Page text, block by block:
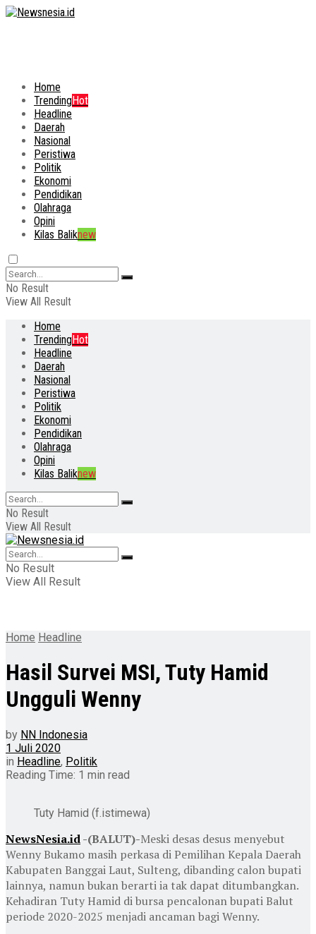
Home
TrendingHot
Headline
Daerah
Nasional
Peristiwa
Politik
Ekonomi
Pendidikan
Olahraga
Opini
Kilas Baliknew
No Result
View All Result
Home
TrendingHot
Headline
Daerah
Nasional
Peristiwa
Politik
Ekonomi
Pendidikan
Olahraga
Opini
Kilas Baliknew
No Result
View All Result
No Result
View All Result
Home Headline
Hasil Survei MSI, Tuty Hamid
Ungguli Wenny
by NN Indonesia
1 Juli 2020
in Headline, Politik
Reading Time: 1 min read
Tuty Hamid (f.istimewa)
NewsNesia.id-(BALUT)-Meski desas desus menyebut
Wenny Bukamo masih perkasa di Pemilihan Kepala Daerah
Kabupaten Banggai Laut, Sulteng, dibanding calon bupati
lainnya, namun bukan berarti ia tak dapat ditumbangkan.
Kehadiran Tuty Hamid di bursa pencalonan bupati Balut
periode 2020-2025 menjadi ancaman bagi Wenny.